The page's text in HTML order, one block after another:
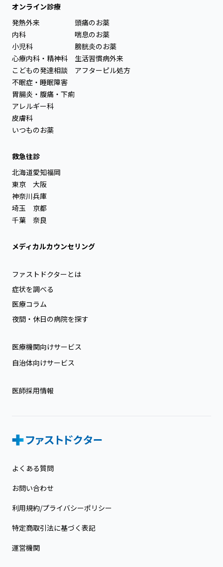
オンライン診療
発熱外来
内科
小児科
心療内科・精神科
こどもの発達相談
不眠症・睡眠障害
胃腸炎・腹痛・下痢
アレルギー科
皮膚科
いつものお薬
頭痛のお薬
喘息のお薬
膀胱炎のお薬
生活習慣病外来
アフターピル処方
救急往診
北海道
東京
神奈川
埼玉
千葉
愛知
大阪
兵庫
京都
奈良
福岡
メディカルカウンセリング
ファストドクターとは
症状を調べる
医療コラム
夜間・休日の病院を探す
医療機関向けサービス
自治体向けサービス
医師採用情報
よくある質問
お問い合わせ
利用規約/プライバシーポリシー
特定商取引法に基づく表記
運営機関